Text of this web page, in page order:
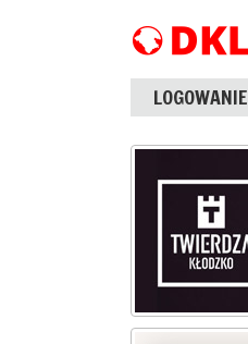
LOGOWANIE